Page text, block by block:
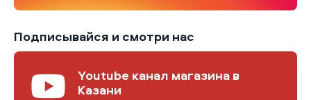
Подписывайся и смотри нас
Youtube канал магазина в
Казани